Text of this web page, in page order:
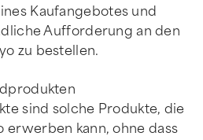
Kaufangebotes und
Aufforderung an den
zu bestellen.
sind solche Produkte, die
erwerben kann, ohne dass